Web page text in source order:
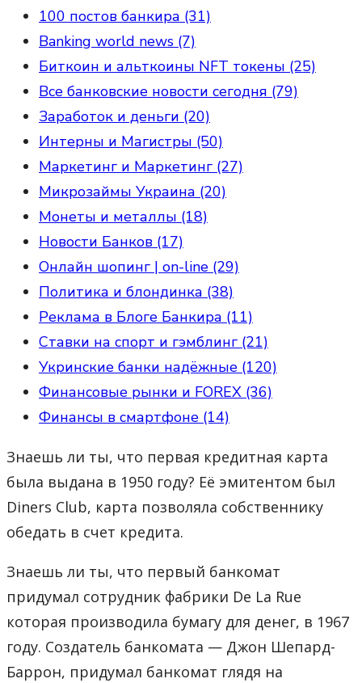
100 постов банкира (31)
Banking world news (7)
Биткоин и альткоины NFT токены (25)
Все банковские новости сегодня (79)
Заработок и деньги (20)
Интерны и Магистры (50)
Маркетинг и Маркетинг (27)
Микрозаймы Украина (20)
Монеты и металлы (18)
Новости Банков (17)
Онлайн шопинг | on-line (29)
Политика и блондинка (38)
Реклама в Блоге Банкира (11)
Ставки на спорт и гэмблинг (21)
Укринские банки надёжные (120)
Финансовые рынки и FOREX (36)
Финансы в смартфоне (14)
Знаешь ли ты, что первая кредитная карта
была выдана в 1950 году? Её эмитентом был
Diners Club, карта позволяла собственнику
обедать в счет кредита.
Знаешь ли ты, что первый банкомат
придумал сотрудник фабрики De La Rue
которая производила бумагу для денег, в 1967
году. Создатель банкомата — Джон Шепард-
Баррон, придумал банкомат глядя на